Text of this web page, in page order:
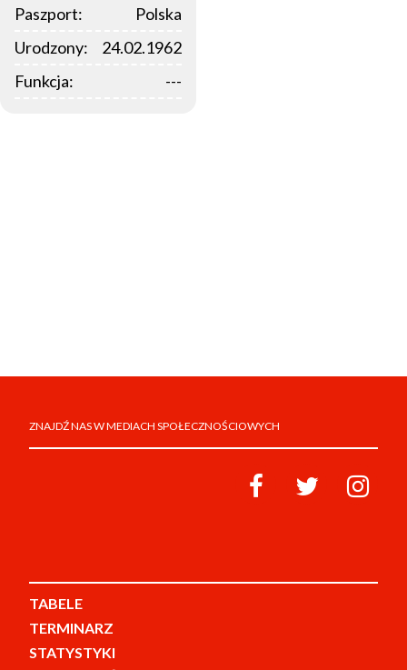
Paszport:
Polska
Urodzony:
24.02.1962
Funkcja:
---
ZNAJDŹ NAS W MEDIACH SPOŁECZNOŚCIOWYCH
TABELE
TERMINARZ
STATYSTYKI